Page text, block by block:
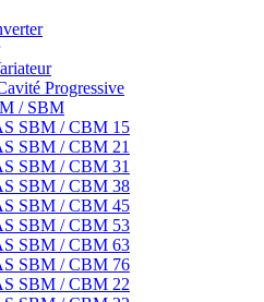
Progressive
/ SBM
SBM / CBM 15
SBM / CBM 21
SBM / CBM 31
SBM / CBM 38
SBM / CBM 45
SBM / CBM 53
SBM / CBM 63
SBM / CBM 76
SBM / CBM 22